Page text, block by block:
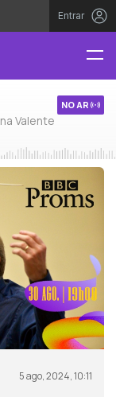
Entrar
Valente
NO AR
5 ago, 2024, 10:11